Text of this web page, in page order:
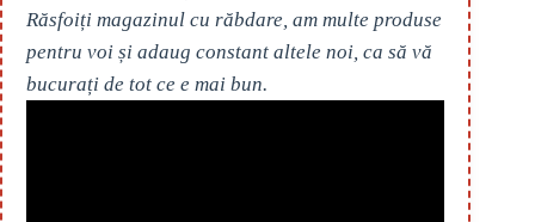
Răsfoiți magazinul cu răbdare, am multe produse
pentru voi și adaug constant altele noi, ca să vă
bucurați de tot ce e mai bun.